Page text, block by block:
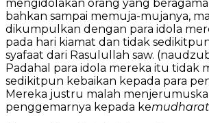
mengidolakan orang yang beragama
bahkan sampai memuja-mujanya,
dikumpulkan dengan para idola
pada hari kiamat dan tidak
syafaat dari Rasulullah saw.
Padahal para idola mereka itu tidak
sedikitpun kebaikan kepada para
Mereka justru malah
penggemarnya kepada kemudharat